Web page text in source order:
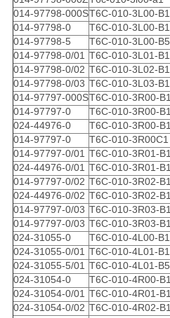
014-97798-000ST6C-010-3L00-B1
014-97798-0
T6C-010-3L00-B1
014-97798-5
T6C-010-3L00-B5
014-97798-0/01 T6C-010-3L01-B1
014-97798-0/02 T6C-010-3L02-B1
014-97798-0/03 T6C-010-3L03-B1
014-97797-000ST6C-010-3R00-B1
014-97797-0
T6C-010-3R00-B1
024-44976-0
T6C-010-3R00-B1
014-97797-0
T6C-010-3R00C1
014-97797-0/01 T6C-010-3R01-B1
024-44976-0/01 T6C-010-3R01-B1
014-97797-0/02 T6C-010-3R02-B1
024-44976-0/02 T6C-010-3R02-B1
014-97797-0/03 T6C-010-3R03-B1
014-97797-0/03 T6C-010-3R03-B1
024-31055-0
T6C-010-4L00-B1
024-31055-0/01 T6C-010-4L01-B1
024-31055-5/01 T6C-010-4L01-B5
024-31054-0
T6C-010-4R00-B1
024-31054-0/01 T6C-010-4R01-B1
024-31054-0/02 T6C-010-4R02-B1